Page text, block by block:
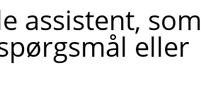
assistent, som
eller